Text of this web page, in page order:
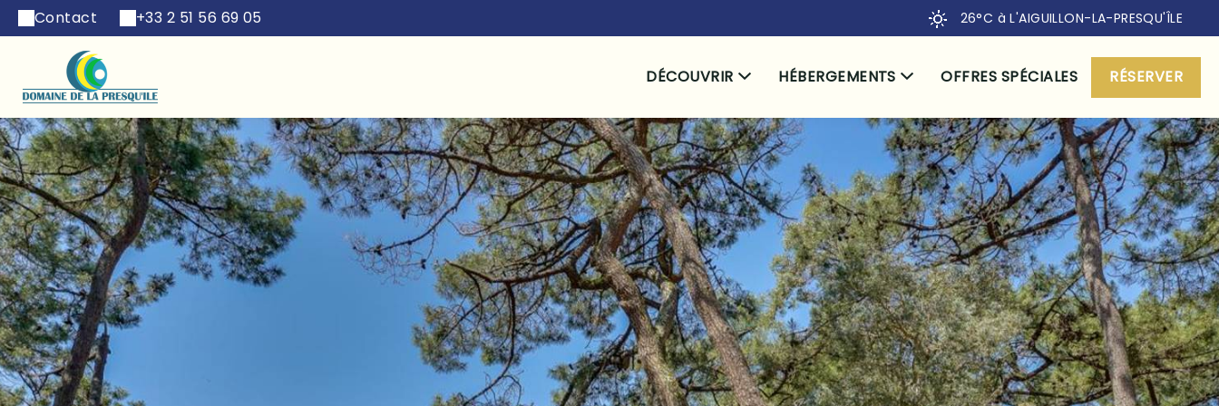
Contact +33 2 51 56 69 05 26°C à L'AIGUILLON-LA-PRESQU'ÎLE
DÉCOUVRIR HÉBERGEMENTS OFFRES SPÉCIALES RÉSERVER